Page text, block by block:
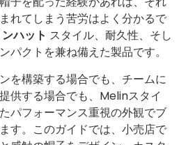
れてしまう苦労はよく分かるで
ハット スタイル、耐久性、そし
パクトを兼ね備えた製品です。
を構築する場合でも、チームに
供する場合でも、Melinスタイ
パフォーマンス重視の外観でブ
す。このガイドでは、小売店で